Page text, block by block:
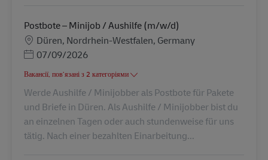
Postbote – Minijob / Aushilfe (m/w/d)
Місцезнаходження
Düren, Nordrhein-Westfalen, Germany
Posted Date
07/09/2026
Вакансії, пов’язані з 2 категоріями
Werde Aushilfe / Minijobber als Postbote für Pakete
und Briefe in Düren. Als Aushilfe / Minijobber bist du
an einzelnen Tagen oder auch stundenweise für uns
tätig. Nach einer bezahlten Einarbeitung...